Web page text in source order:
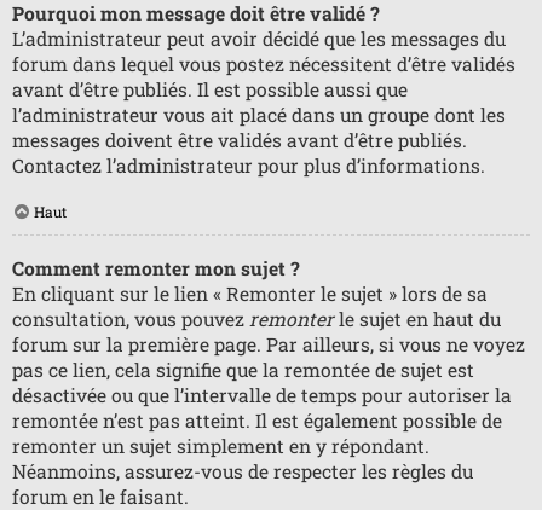
Pourquoi mon message doit être validé ?
L’administrateur peut avoir décidé que les messages du
forum dans lequel vous postez nécessitent d’être validés
avant d’être publiés. Il est possible aussi que
l’administrateur vous ait placé dans un groupe dont les
messages doivent être validés avant d’être publiés.
Contactez l’administrateur pour plus d’informations.
Haut
Comment remonter mon sujet ?
En cliquant sur le lien « Remonter le sujet » lors de sa
consultation, vous pouvez remonterle sujet en haut du
forum sur la première page. Par ailleurs, si vous ne voyez
pas ce lien, cela signifie que la remontée de sujet est
désactivée ou que l’intervalle de temps pour autoriser la
remontée n’est pas atteint. Il est également possible de
remonter un sujet simplement en y répondant.
Néanmoins, assurez-vous de respecter les règles du
forum en le faisant.